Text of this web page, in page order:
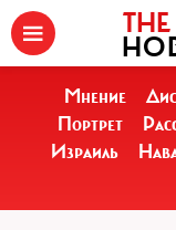
Мнение
Портрет
Израиль